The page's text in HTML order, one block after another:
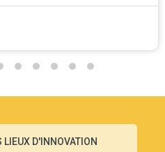
LIEUX D'INNOVATION